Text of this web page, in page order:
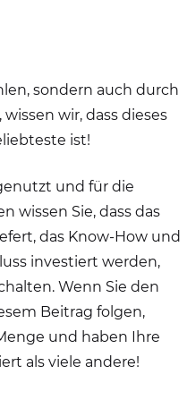
sondern auch durch
wir, dass dieses
ist!
und für die
wissen Sie, dass das
das Know-How und
investiert werden,
Wenn Sie den
Beitrag folgen,
und haben Ihre
als viele andere!